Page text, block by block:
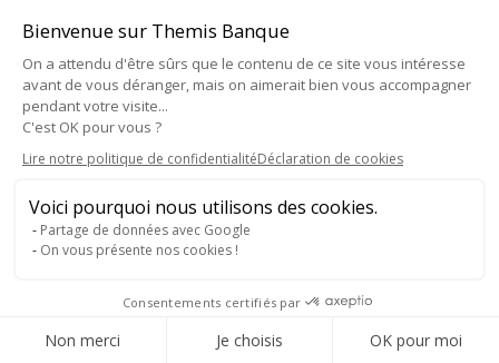
Bienvenue sur Themis Banque
On a attendu d'être sûrs que le contenu de ce site vous intéresse
avant de vous déranger, mais on aimerait bien vous accompagner
pendant votre visite...
C'est OK pour vous ?
Lire notre politique de confidentialitéDéclaration de cookies
Voici pourquoi nous utilisons des cookies.
Partage de données avec Google
On vous présente nos cookies !
Consentements certifiés par
Non merci Je choisis OK pour moi
Consentement RGPD